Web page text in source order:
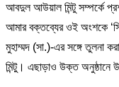
আবদুল আউয়াল মিন্টু সম্পর্কে
আমার বক্তব্যের ওই অংশকে
মুহাম্মদ (সা.)-এর সঙ্গে তুলনা
মিন্টু। এছাড়াও উক্ত অনুষ্ঠানে